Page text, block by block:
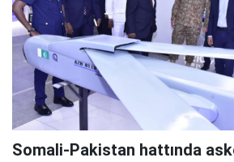
Somali-Pakistan hattında